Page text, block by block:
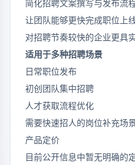
简化招聘文案撰写与发布流
让团队能够更快完成职位上
对招聘节奏较快的企业更具
适用于多种招聘场景
日常职位发布
初创团队集中招聘
人才获取流程优化
需要快速招人的岗位补充场
产品定价
目前公开信息中暂无明确的